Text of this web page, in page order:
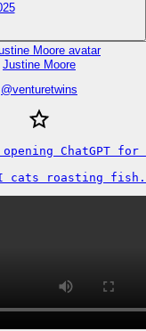
Justine Moore
@venturetwins
opening ChatGPT
cats roasting fish.